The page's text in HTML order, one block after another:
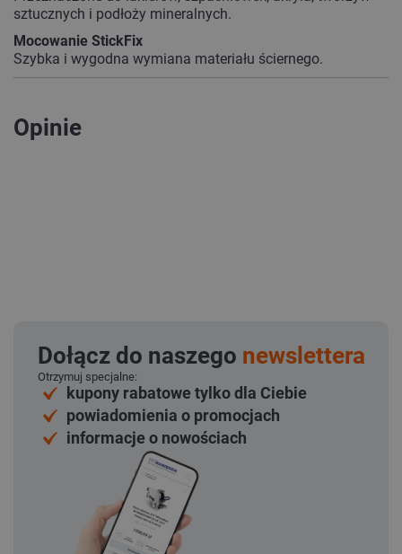
sztucznych i podłoży mineralnych.
Mocowanie StickFix
Szybka i wygodna wymiana materiału ściernego.
Opinie
Dołącz do naszego newslettera
Otrzymuj specjalne:
kupony rabatowe tylko dla Ciebie
powiadomienia o promocjach
informacje o nowościach